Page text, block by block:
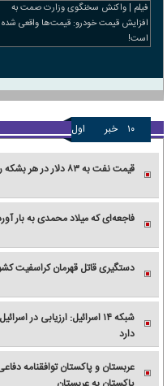
فیلم | واکنش سخنگوی وزارت صمت به
افزایش قیمت خودرو: قیمت‌ها واقعی شده
است!
۱۰ خبر اول
قیمت نفت به ۸۳ دلار در هر بشکه رسید | واردات نفت آمریکا از عربستان صفر شد
فاجعه‌ای که میلاد محمدی به بار
دستگیری قاتل قهرمان کراسفیت کشور بعد از ۱۱ ماه
شبکه ۱۴ اسرائیل: ارزیابی در
دارد
عربستان و پاکستان توافقنامه